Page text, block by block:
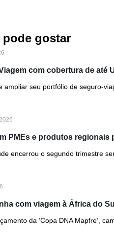
pode gostar
com cobertura de até
ampliar seu portfólio de seguro-
PMEs e produtos
encerrou o segundo trimestre
com viagem à África do Sul
da ‘Copa DNA Mapfre’,